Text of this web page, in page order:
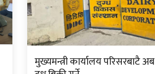
मुख्यमन्त्री कार्यालय परिसरबाटै अब